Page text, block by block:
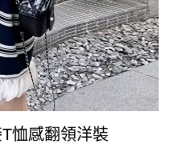
恤感翻領洋裝